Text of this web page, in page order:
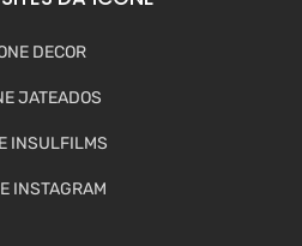
DECOR
JATEADOS
INSULFILMS
INSTAGRAM